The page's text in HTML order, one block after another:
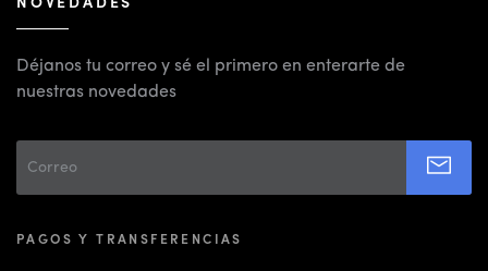
Déjanos tu correo y sé el primero en enterarte de
nuestras novedades
PAGOS Y TRANSFERENCIAS